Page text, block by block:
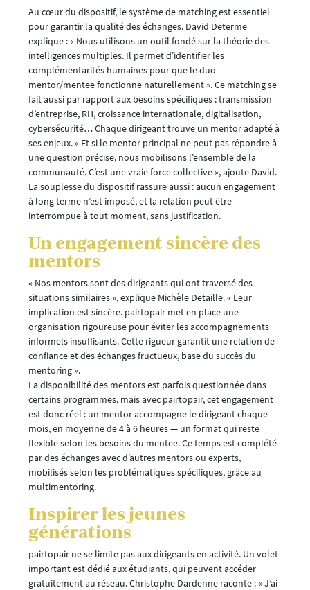
Au cœur du dispositif, le système de matching est essentiel
pour garantir la qualité des échanges. David Determe
explique : « Nous utilisons un outil fondé sur la théorie des
intelligences multiples. Il permet d’identifier les
complémentarités humaines pour que le duo
mentor/mentee fonctionne naturellement ». Ce matching se
fait aussi par rapport aux besoins spécifiques : transmission
d’entreprise, RH, croissance internationale, digitalisation,
cybersécurité… Chaque dirigeant trouve un mentor adapté à
ses enjeux. « Et si le mentor principal ne peut pas répondre à
une question précise, nous mobilisons l’ensemble de la
communauté. C’est une vraie force collective », ajoute David.
La souplesse du dispositif rassure aussi : aucun engagement
à long terme n’est imposé, et la relation peut être
interrompue à tout moment, sans justification.
Un engagement sincère des
mentors
« Nos mentors sont des dirigeants qui ont traversé des
situations similaires », explique Michèle Detaille. « Leur
implication est sincère. pairtopair met en place une
organisation rigoureuse pour éviter les accompagnements
informels insuffisants. Cette rigueur garantit une relation de
confiance et des échanges fructueux, base du succès du
mentoring ».
La disponibilité des mentors est parfois questionnée dans
certains programmes, mais avec pairtopair, cet engagement
est donc réel : un mentor accompagne le dirigeant chaque
mois, en moyenne de 4 à 6 heures — un format qui reste
flexible selon les besoins du mentee. Ce temps est complété
par des échanges avec d’autres mentors ou experts,
mobilisés selon les problématiques spécifiques, grâce au
multimentoring.
Inspirer les jeunes
générations
pairtopair ne se limite pas aux dirigeants en activité. Un volet
important est dédié aux étudiants, qui peuvent accéder
gratuitement au réseau. Christophe Dardenne raconte : « J’ai